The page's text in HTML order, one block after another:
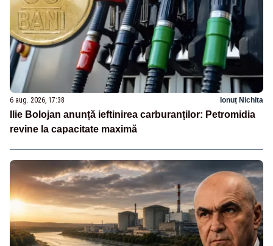
6 aug. 2026, 17:38 Ionuț Nichita
Ilie Bolojan anunță ieftinirea carburanților: Petromidia
revine la capacitate maximă